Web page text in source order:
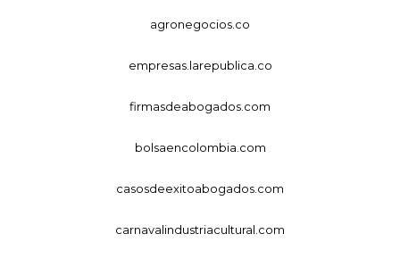
agronegocios.co
empresas.larepublica.co
firmasdeabogados.com
bolsaencolombia.com
casosdeexitoabogados.com
carnavalindustriacultural.com